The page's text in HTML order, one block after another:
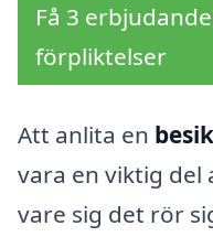
Få 3
förpliktelser
Att anlita en
vara en viktig del
vare sig det rör